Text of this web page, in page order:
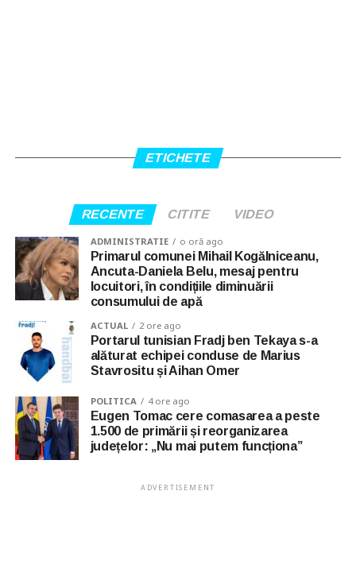
ETICHETE
RECENTE CITITE VIDEO
ADMINISTRATIE o oră ago
Primarul comunei Mihail Kogălniceanu,
Ancuta-Daniela Belu, mesaj pentru
locuitori, în condițiile diminuării
consumului de apă
ACTUAL 2 ore ago
Portarul tunisian Fradj ben Tekaya s-a
alăturat echipei conduse de Marius
Stavrositu și Aihan Omer
POLITICA 4 ore ago
Eugen Tomac cere comasarea a peste
1.500 de primării și reorganizarea
județelor: „Nu mai putem funcționa”
ADVERTISEMENT